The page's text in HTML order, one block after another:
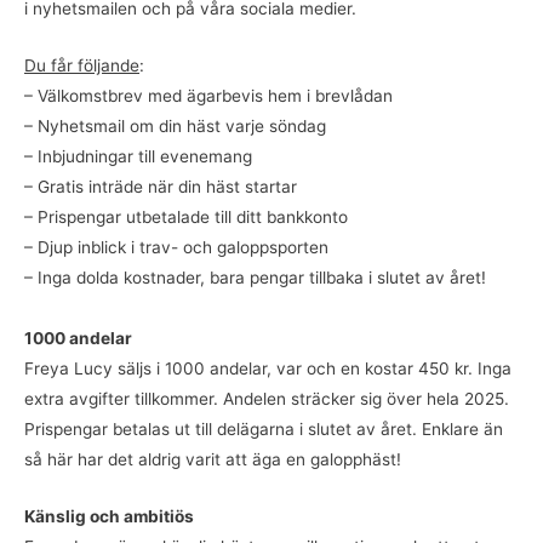
i nyhetsmailen och på våra sociala medier.
Du får följande:
– Välkomstbrev med ägarbevis hem i brevlådan
– Nyhetsmail om din häst varje söndag
– Inbjudningar till evenemang
– Gratis inträde när din häst startar
– Prispengar utbetalade till ditt bankkonto
– Djup inblick i trav- och galoppsporten
– Inga dolda kostnader, bara pengar tillbaka i slutet av året!
1000 andelar
Freya Lucy säljs i 1000 andelar, var och en kostar 450 kr. Inga
extra avgifter tillkommer. Andelen sträcker sig över hela 2025.
Prispengar betalas ut till delägarna i slutet av året. Enklare än
så här har det aldrig varit att äga en galopphäst!
Känslig och ambitiös